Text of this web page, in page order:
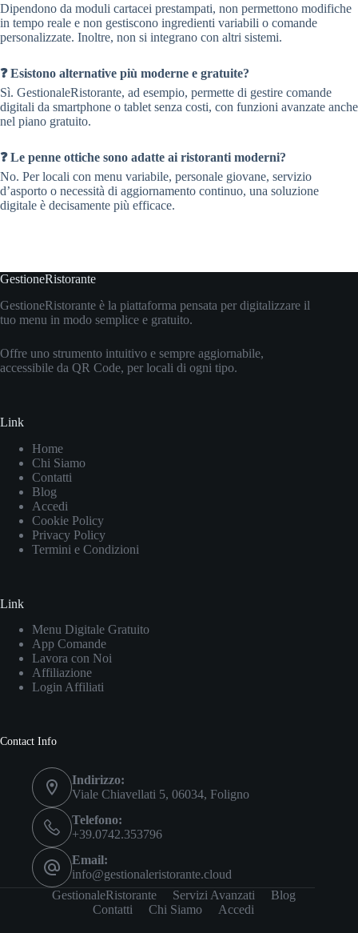
Dipendono da moduli cartacei prestampati, non permettono modifiche
in tempo reale e non gestiscono ingredienti variabili o comande
personalizzate. Inoltre, non si integrano con altri sistemi.
❓ Esistono alternative più moderne e gratuite?
Sì. GestionaleRistorante, ad esempio, permette di gestire comande
digitali da smartphone o tablet senza costi, con funzioni avanzate anche
nel piano gratuito.
❓ Le penne ottiche sono adatte ai ristoranti moderni?
No. Per locali con menu variabile, personale giovane, servizio
d’asporto o necessità di aggiornamento continuo, una soluzione
digitale è decisamente più efficace.
GestioneRistorante
GestioneRistorante è la piattaforma pensata per digitalizzare il
tuo menu in modo semplice e gratuito.
Offre uno strumento intuitivo e sempre aggiornabile,
accessibile da QR Code, per locali di ogni tipo.
Link
Home
Chi Siamo
Contatti
Blog
Accedi
Cookie Policy
Privacy Policy
Termini e Condizioni
Link
Menu Digitale Gratuito
App Comande
Lavora con Noi
Affiliazione
Login Affiliati
Contact Info
Indirizzo:
Viale Chiavellati 5, 06034, Foligno
Telefono:
+39.0742.353796
Email:
info@gestionaleristorante.cloud
GestionaleRistorante
Servizi Avanzati
Blog
Contatti
Chi Siamo Accedi